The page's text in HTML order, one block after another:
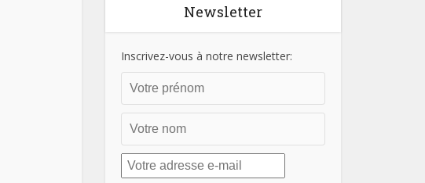
Newsletter
Inscrivez-vous à notre newsletter: